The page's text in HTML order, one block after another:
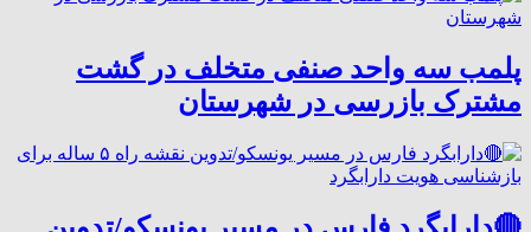
پلمب سه واحد صنفی متخلف در گشت
مشترک بازرسی در شهرستان